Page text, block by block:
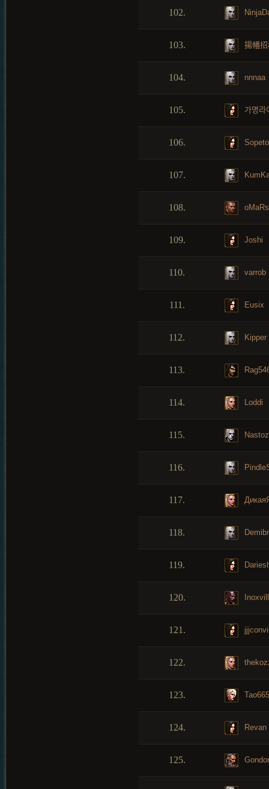
102.
103. 揚幡
104. nnnaa
105. 가명라
106.
107.
108.
109. Joshi
110. varrob
111. Eusix
112. Kipper
113.
114. Loddi
115.
116.
117.
118.
119.
120.
121.
122.
123. Tao665
124. Revan
125.